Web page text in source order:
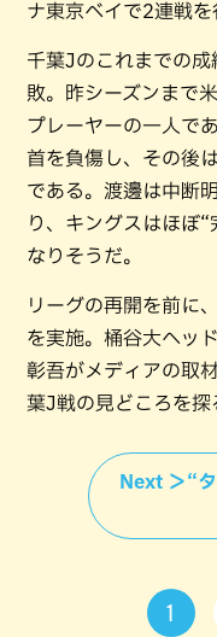
ナ東京ベイで2連戦を
千葉Jのこれまでの
敗。昨シーズンまで
プレーヤーの一人で
首を負傷し、その後
である。渡邊は中断
り、キングスはほぼ
なりそうだ。
リーグの再開を前に
を実施。桶谷大ヘッ
彰吾がメディアの取
葉J戦の見どころを探
Next ＞“
1